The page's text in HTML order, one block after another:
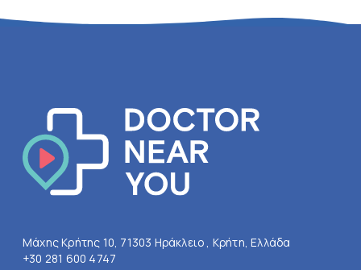
Μάχης Κρήτης 10, 71303 Ηράκλειο , Κρήτη, Ελλάδα
+30 281 600 4747